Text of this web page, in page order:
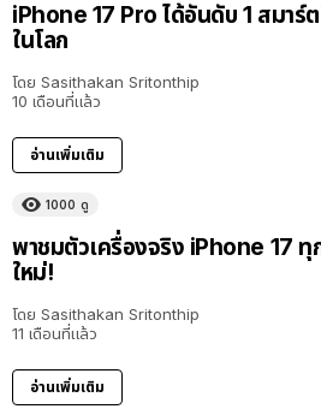
iPhone 17 Pro ได้อันดับ 1 สมา
ในโลก
โดย Sasithakan Sritonthip
10 เดือนที่แล้ว
อ่านเพิ่มเติม
1000 ดู
พาชมตัวเครื่องจริง iPhone 17
ใหม่!
โดย Sasithakan Sritonthip
11 เดือนที่แล้ว
อ่านเพิ่มเติม